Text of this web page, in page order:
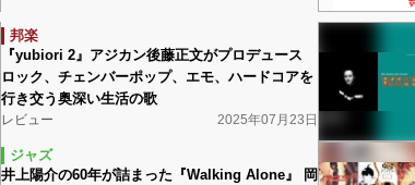
邦楽
『yubiori 2』アジカン後藤正文がプロデュース
ロック、チェンバーポップ、エモ、ハードコアを
行き交う奥深い生活の歌
レビュー 2025年07月23日
ジャズ
井上陽介の60年が詰まった『Walking Alone』 岡